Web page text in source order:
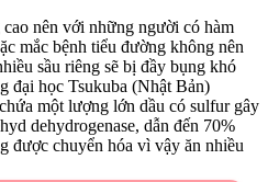
nên với những người có hàm
mắc bệnh tiểu đường không nên
sầu riêng sẽ bị đầy bụng khó
đại học Tsukuba (Nhật Bản)
một lượng lớn dầu có sulfur gây
dehydrogenase, dẫn đến 70%
được chuyển hóa vì vậy ăn nhiều